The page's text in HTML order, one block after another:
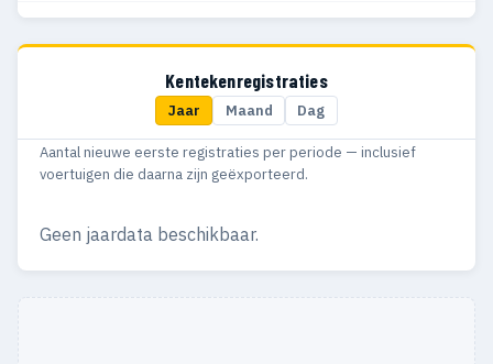
1992 14 11
25
1989 19
1986 11 11
Kentekenregistraties
Jaar Maand Dag
Aantal nieuwe eerste registraties per periode — inclusief
voertuigen die daarna zijn geëxporteerd.
Geen jaardata beschikbaar.